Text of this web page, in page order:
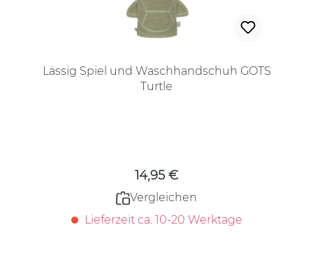
Lässig Spiel und Waschhandschuh GOTS
Turtle
14,95 €
Vergleichen
Lieferzeit ca. 10-20 Werktage